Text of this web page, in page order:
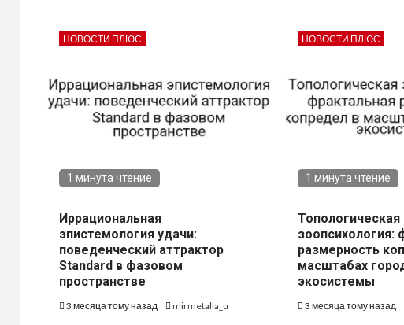
НОВОСТИ ПЛЮС
1 минута чтение
Иррациональная
эпистемология удачи:
поведенческий аттрактор
Standard в фазовом
пространстве
3 месяца тому назад mirmetalla_u
НОВОСТИ ПЛЮС
1 минута чтение
Топологическая
зоопсихология:
размерность
масштабах
экосистемы
3 месяца тому назад